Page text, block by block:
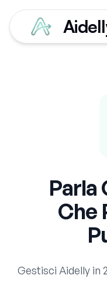
Parla
Che
Gestisci Aidelly in